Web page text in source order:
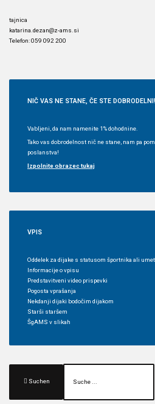
tajnica
katarina.dezan@z-ams.si
Telefon: 059 092 200
NIČ VAS NE STANE, ČE STE DOBRODELNI!
Vabljeni, da nam namenite 1% dohodnine.
Tako vas dobrodelnost nič ne stane, nam pa
poslanstva!
Izpolnite obrazec tukaj
VPIS
Oddelek za dijake s statusom športnika ali
Informacije o vpisu
Predstavitveni video prispevki
Pogosta vprašanja
Nekdanji dijaki bodočim dijakom
Starši staršem
ŠgAMS v slikah
Suchen